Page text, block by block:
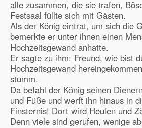
alle zusammen, die sie trafen,
Festsaal füllte sich mit Gästen.
Als der König eintrat, um sich die
bemerkte er unter ihnen einen
Hochzeitsgewand anhatte.
Er sagte zu ihm: Freund, wie bist
Hochzeitsgewand
stumm.
Da befahl der König seinen
und Füße und werft ihn hinaus in
Finsternis! Dort wird Heulen und
Denn viele sind gerufen, wenige